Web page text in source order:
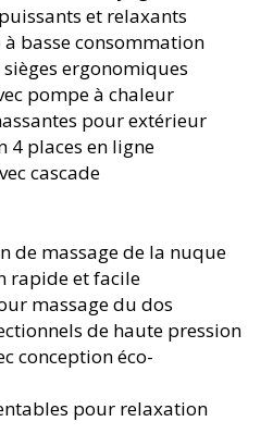
et relaxants
à basse consommation
sièges ergonomiques
pompe à chaleur
pour extérieur
4 places en ligne
cascade
de massage de la nuque
rapide et facile
massage du dos
de haute pression
conception éco-
pour relaxation